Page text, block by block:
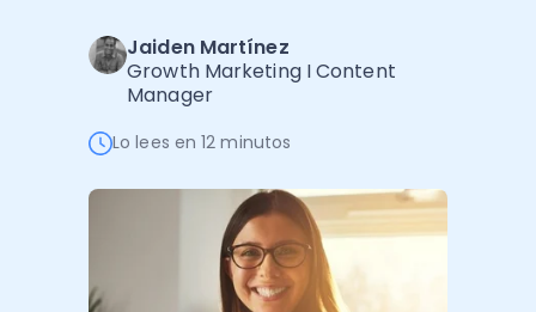
Administración Empresarial
Software Factura y Administración
Autores
Jaiden Martínez
Growth Marketing I Content
Manager
Lo lees en 12 minutos